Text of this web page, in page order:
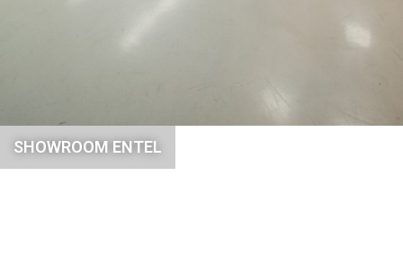
SHOWROOM ENTEL